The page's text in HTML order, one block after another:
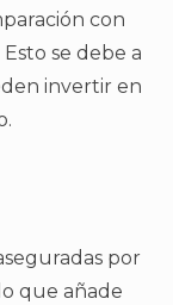
con
se debe a
invertir en
por
que añade